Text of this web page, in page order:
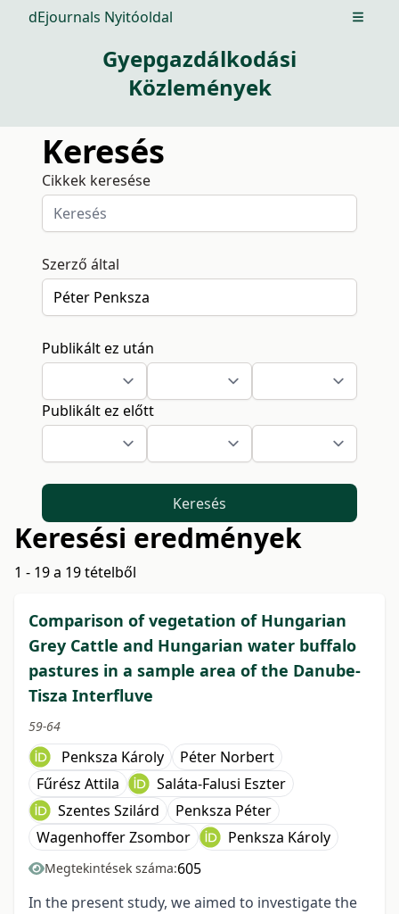
dEjournals Nyitóoldal Open
Gyepgazdálkodási
Közlemények
Keresés
Cikkek keresése
Szerző által
Publikált ez után
Publikált ez előtt
Keresés
Keresési eredmények
1 - 19 a 19 tételből
Comparison of vegetation of Hungarian
Grey Cattle and Hungarian water buffalo
pastures in a sample area of the Danube-
Tisza Interfluve
59-64
Penksza Károly
Péter Norbert
Fűrész Attila
Saláta-Falusi Eszter
Szentes Szilárd
Penksza Péter
Wagenhoffer Zsombor
Penksza Károly
Megtekintések száma:605
In the present study, we aimed to investigate the